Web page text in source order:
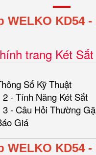
WELKO KD54 -
trang Két Sắt
Số Kỹ Thuật
2 - Tính Năng Két Sắt
3 - Câu Hỏi Thường
Giá
WELKO KD54